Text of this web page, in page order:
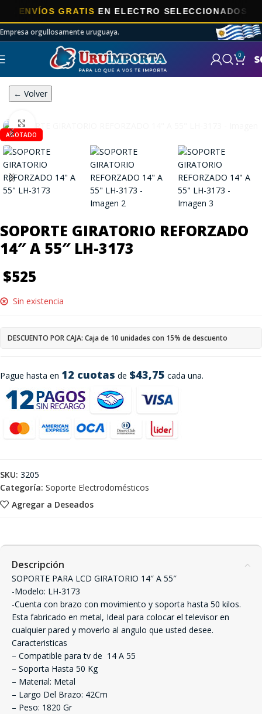
GRATISEN ELECTRO SELECCIONADOS!
Empresa orgullosamente uruguaya.
0 $
← Volver
AGOTADO
SOPORTE GIRATORIO REFORZADO
14″ A 55″ LH-3173
$525
Pague hasta en 12 cuotas de $43,75 cada una.
Sin existencia
DESCUENTO POR CAJA: Caja de 10 unidades con 15% de descuento
Agregar a Deseados
SKU: 3205
Categoría: Soporte Electrodomésticos
Descripción
SOPORTE PARA LCD GIRATORIO 14″ A 55″
-Modelo: LH-3173
-Cuenta con brazo con movimiento y soporta hasta 50 kilos.
Esta fabricado en metal, Ideal para colocar el televisor en
cualquier pared y moverlo al angulo que usted desee.
Caracteristicas
– Compatible para tv de  14 A 55
– Soporta Hasta 50 Kg
– Material: Metal
– Largo Del Brazo: 42Cm
– Peso: 1820 Gr